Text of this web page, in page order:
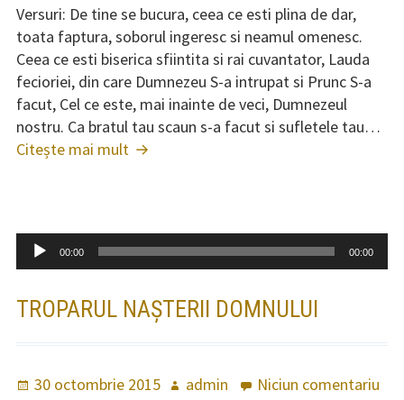
Contact
tine
se
bucura
Versuri: De tine se bucura, ceea ce esti plina de dar,
toata faptura, soborul ingeresc si neamul omenesc.
Ceea ce esti biserica sfiintita si rai cuvantator, Lauda
fecioriei, din care Dumnezeu S-a intrupat si Prunc S-a
facut, Cel ce este, mai inainte de veci, Dumnezeul
nostru. Ca bratul tau scaun s-a facut si sufletele tau…
Citește mai mult De
Player
audio
00:00 00:00
TROPARUL NAȘTERII DOMNULUI
Publicat
30 octombrie 2015 Autoradmin Niciun comentariu